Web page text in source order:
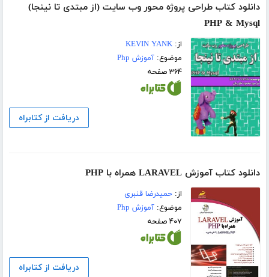
دانلود کتاب طراحی پروژه محور وب سایت (از مبتدی تا نینجا)
PHP & Mysql
از:KEVIN YANK
موضوع:آموزش Php
۳۶۴ صفحه
دریافت از کتابراه
دانلود کتاب آموزش LARAVEL همراه با PHP
از:حمیدرضا قنبری
موضوع:آموزش Php
۴۰۷ صفحه
دریافت از کتابراه